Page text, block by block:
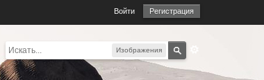
Войти Регистрация
Изображения